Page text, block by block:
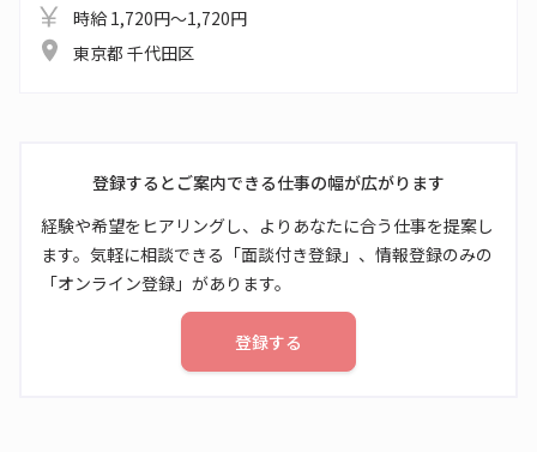
時給 1,720円～1,720円
東京都 千代田区
登録するとご案内できる仕事の幅が広がります
経験や希望をヒアリングし、よりあなたに合う仕事を提案し
ます。気軽に相談できる「面談付き登録」、情報登録のみの
「オンライン登録」があります。
登録する